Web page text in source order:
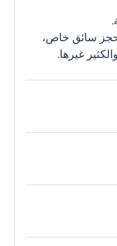
حجز سائق خاص،
غيرها.